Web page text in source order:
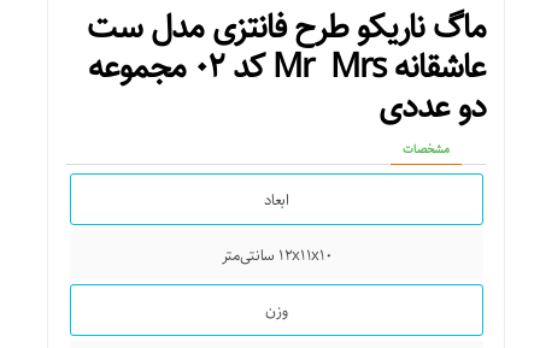
ماگ ناریکو طرح فانتزی مدل ست
عاشقانه Mr Mrs کد ۰۲ مجموعه
دو عددی
مشخصات
ابعاد
۱۲x۱۱x۱۰ سانتی‌متر
وزن